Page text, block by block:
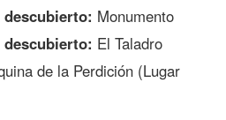
Monumento
El Taladro
de la Perdición (Lugar